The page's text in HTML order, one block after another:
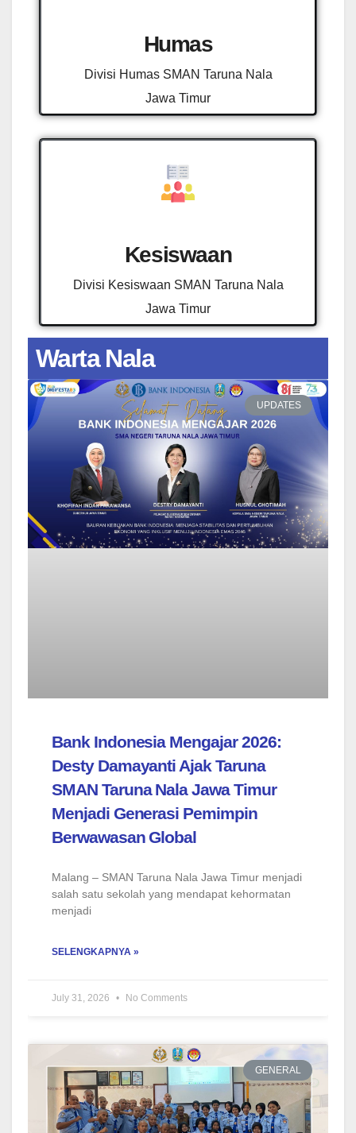
Humas
Divisi Humas SMAN Taruna Nala
Jawa Timur
Kesiswaan
Divisi Kesiswaan SMAN Taruna Nala
Jawa Timur
Warta Nala
UPDATES
Bank Indonesia Mengajar 2026:
Desty Damayanti Ajak Taruna
SMAN Taruna Nala Jawa Timur
Menjadi Generasi Pemimpin
Berwawasan Global
Malang – SMAN Taruna Nala Jawa Timur menjadi
salah satu sekolah yang mendapat kehormatan
menjadi
SELENGKAPNYA »
July 31, 2026 No Comments
GENERAL